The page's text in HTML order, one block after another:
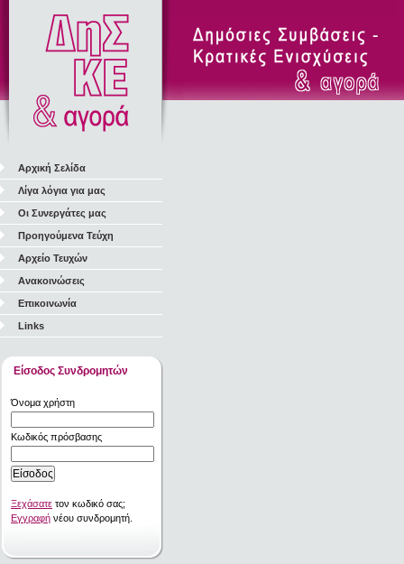
Αρχική Σελίδα
Λίγα λόγια για μας
Οι Συνεργάτες μας
Προηγούμενα Τεύχη
Αρχείο Τευχών
Ανακοινώσεις
Επικοινωνία
Links
Είσοδος Συνδρομητών
Όνομα χρήστη
Κωδικός πρόσβασης
Ξεχάσατε τον κωδικό σας;
Εγγραφή νέου συνδρομητή.